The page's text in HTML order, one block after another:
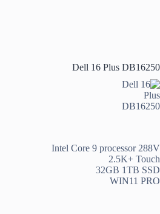
Dell 16 Plus DB16250
Intel Core 9 processor 288V
2.5K+ Touch
32GB 1TB SSD
WIN11 PRO